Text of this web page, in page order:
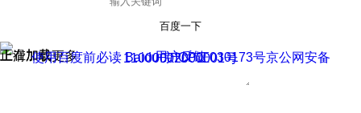
百度一下
正在加载
上滑加载更多 用户反馈
使用百度前必读 Baidu 京ICP证030173号
京公网安备11000002000001号